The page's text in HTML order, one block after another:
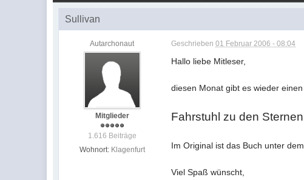
Sullivan
Autarchonaut
Mitglieder
1.616 Beiträge
Wohnort: Klagenfurt
Geschrieben01 Februar 2006 - 08:04
Hallo liebe Mitleser,
diesen Monat gibt es wieder
Fahrstuhl zu den Sternen
Im Original ist das Buch unter
Viel Spaß wünscht,